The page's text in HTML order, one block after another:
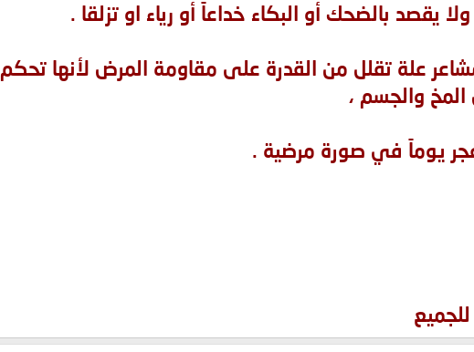
يقصد بالضحك أو البكاء خداعاً أو رياء او تزلقا .
علة تقلل من القدرة على مقاومة المرض لأنها تحكم
المخ والجسم ،
يوماً في صورة مرضية .